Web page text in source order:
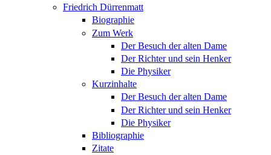
Friedrich Dürrenmatt
Biographie
Zum Werk
Der Besuch der alten Dame
Der Richter und sein Henker
Die Physiker
Kurzinhalte
Der Besuch der alten Dame
Der Richter und sein Henker
Die Physiker
Bibliographie
Zitate